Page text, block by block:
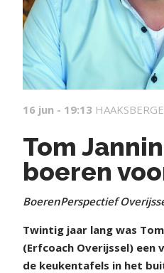
16 jun - 19:13
Tom
boeren
BoerenPerspectief
Twintig jaar lang was
(Erfcoach Overijssel)
de keukentafels in het